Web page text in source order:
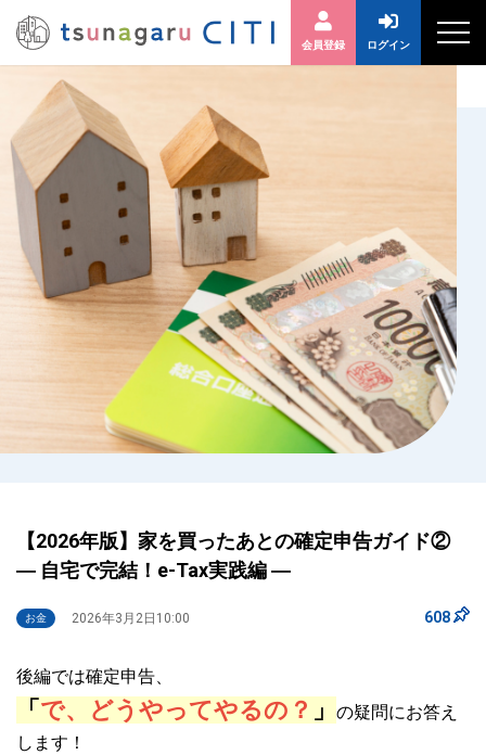
会員登録 ログイン
【2026年版】家を買ったあとの確定申告ガイド②
― 自宅で完結！e-Tax実践編 ―
お金 2026年3月2日10:00 608
後編では確定申告、
「 で、どうやってやるの？ 」
の疑問にお答え
します！